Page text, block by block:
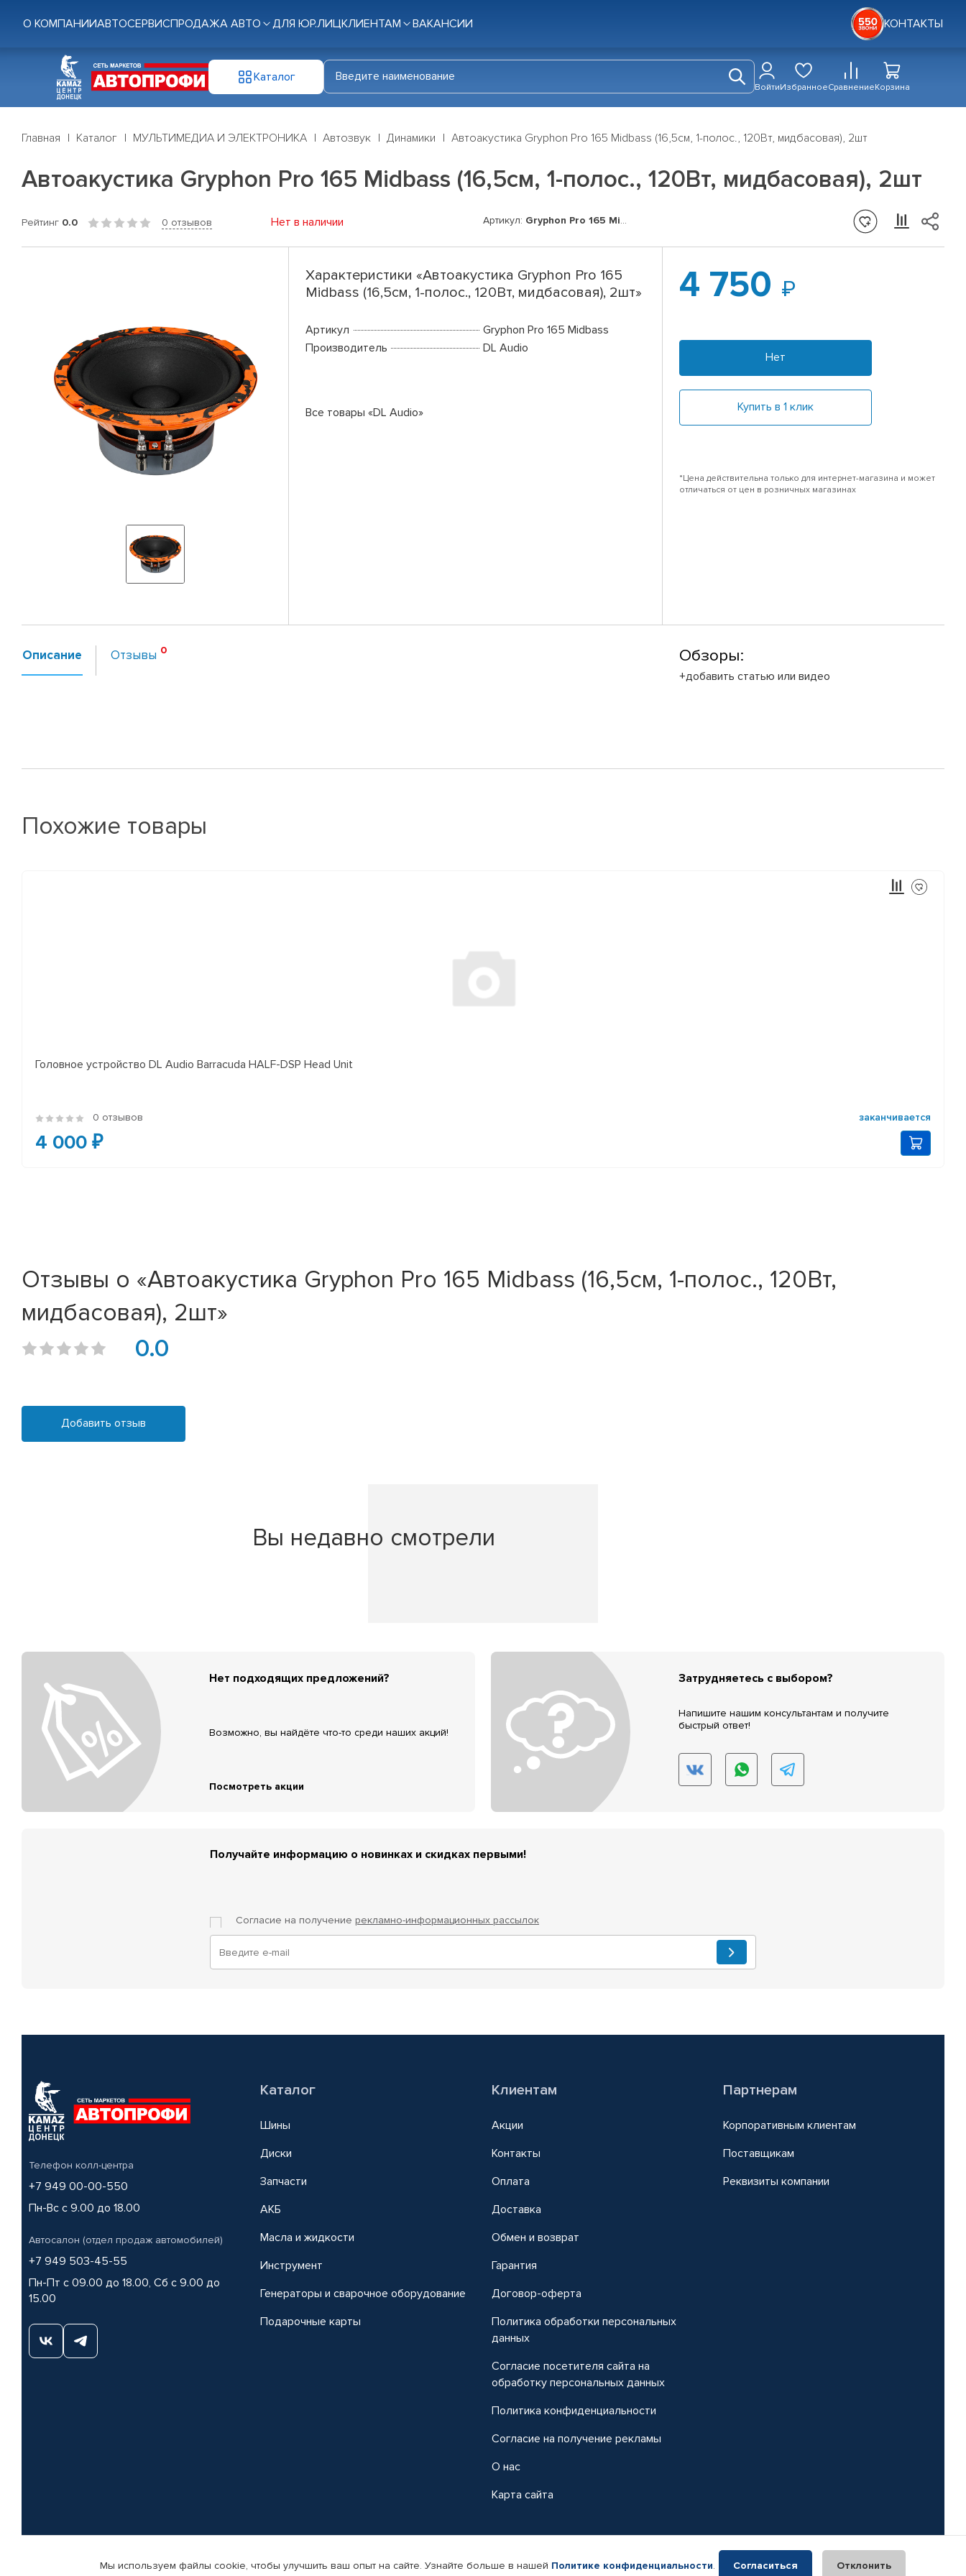
О КОМПАНИИАВТОСЕРВИСПРОДАЖА АВТО ДЛЯ ЮР.ЛИЦКЛИЕНТАМ ВАКАНСИИ КОНТАКТЫ
Каталог
ВойтиИзбранноеСравнениеКорзина
Главная Каталог МУЛЬТИМЕДИА И ЭЛЕКТРОНИКА Автозвук Динамики Автоакустика Gryphon Pro 165 Midbass (16,5см, 1-полос., 120Вт, мидбасовая), 2шт
Автоакустика Gryphon Pro 165 Midbass (16,5см, 1-полос., 120Вт, мидбасовая), 2шт
Рейтинг 0.0 0 отзывов Нет в наличии Артикул: Gryphon Pro 165 Midbass
Характеристики «Автоакустика Gryphon Pro 165
Midbass (16,5см, 1-полос., 120Вт, мидбасовая), 2шт»
Артикул
Gryphon Pro 165 Midbass
Производитель
DL Audio
Все товары «DL Audio»
4 750
Нет
Купить в 1 клик
*Цена действительна только для интернет-магазина и может
отличаться от цен в розничных магазинах
Описание Отзывы Обзоры:
+добавить статью или видео
Похожие товары
Головное устройство DL Audio Barracuda HALF-DSP Head Unit
0 отзывов заканчивается
4 000 ₽
Отзывы о «Автоакустика Gryphon Pro 165 Midbass (16,5см, 1-полос., 120Вт,
мидбасовая), 2шт»
0.0
Добавить отзыв
Вы недавно смотрели
Нет подходящих предложений?
Возможно, вы найдёте что-то среди наших акций!
Посмотреть акции
Затрудняетесь с выбором?
Напишите нашим консультантам и получите
быстрый ответ!
Получайте информацию о новинках и скидках первыми!
Согласие на получение рекламно-информационных рассылок
Телефон колл-центра
+7 949 00-00-550
Пн-Вс с 9.00 до 18.00
Автосалон (отдел продаж автомобилей)
+7 949 503-45-55
Пн-Пт с 09.00 до 18.00, Сб с 9.00 до
15.00
Каталог
Шины
Диски
Запчасти
АКБ
Масла и жидкости
Инструмент
Генераторы и сварочное оборудование
Подарочные карты
Клиентам
Акции
Контакты
Оплата
Доставка
Обмен и возврат
Гарантия
Договор-оферта
Политика обработки персональных
данных
Согласие посетителя сайта на
обработку персональных данных
Политика конфиденциальности
Согласие на получение рекламы
О нас
Карта сайта
Партнерам
Корпоративным клиентам
Поставщикам
Реквизиты компании
© КАМАЗ ЦЕНТР ДОНЕЦК, 2015-2026. Все права защищены. Интернет-магазин автомобильных товаров Автопрофи.
Мы используем файлы cookie, чтобы улучшить ваш опыт на сайте. Узнайте больше в нашей Политике конфиденциальности. Согласиться Отклонить